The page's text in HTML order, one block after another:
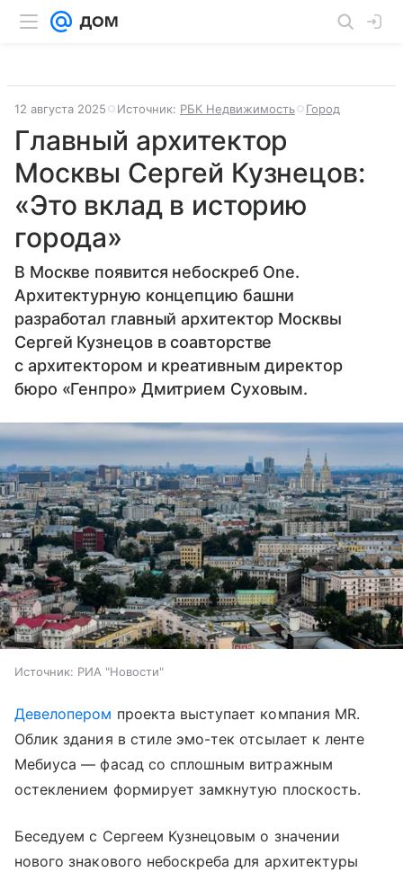
12 августа 2025 Источник: РБК Недвижимость Город
Главный архитектор
Москвы Сергей Кузнецов:
«Это вклад в историю
города»
В Москве появится небоскреб One.
Архитектурную концепцию башни
разработал главный архитектор Москвы
Сергей Кузнецов в соавторстве
с архитектором и креативным директор
бюро «Генпро» Дмитрием Суховым.
Источник: РИА "Новости"
Девелопером проекта выступает компания MR.
Облик здания в стиле эмо-тек отсылает к ленте
Мебиуса — фасад со сплошным витражным
остеклением формирует замкнутую плоскость.
Беседуем с Сергеем Кузнецовым о значении
нового знакового небоскреба для архитектуры